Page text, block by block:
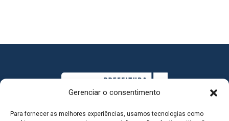
Gerenciar o consentimento
Para fornecer as melhores experiências, usamos tecnologias como